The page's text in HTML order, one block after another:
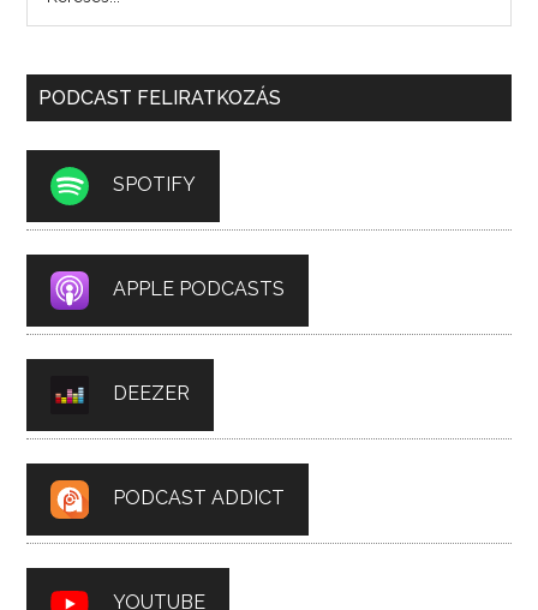
PODCAST FELIRATKOZÁS
SPOTIFY
APPLE PODCASTS
DEEZER
PODCAST ADDICT
YOUTUBE